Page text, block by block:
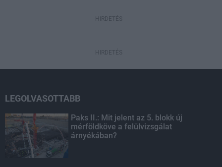
HIRDETÉS
HIRDETÉS
LEGOLVASOTTABB
Paks II.: Mit jelent az 5. blokk új
mérföldköve a felülvizsgálat
árnyékában?